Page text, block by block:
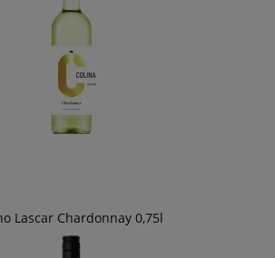
Lascar Chardonnay 0,75l